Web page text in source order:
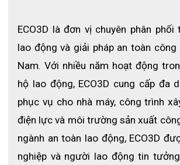
Chứng nhận tiêu chuẩn ASTM D6319
Găng tay y tế có thể được sản xuất từ ​​các
nitrile và vinyl; tất cả đều phải tuân theo
FDA quy định, cũng như các tiêu chuẩn
D6319, ASTM D5250, EN 455-2, ISO 11193-
11193-2.
Để đảm bảo rằng sự lây nhiễm giữa người
không xảy ra, bạn cần phải đánh giá hiệu
liệu. Thử nghiệm nên kiểm tra độ bền và độ
khi nghỉ để đảm bảo rằng các giá trị đo
ECO3D là đơn vị chuyên phân
lao động và giải pháp an toàn
Nam. Với nhiều năm hoạt động
hộ lao động, ECO3D cung cấp đa
phục vụ cho nhà máy, công trình
điện lực và môi trường sản xuất
ngành an toàn lao động, ECO3D
nghiệp và người lao động tin